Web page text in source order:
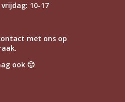
10-17
met ons op
ook 🙂